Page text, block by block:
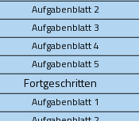
Aufgabenblatt 2
Aufgabenblatt 3
Aufgabenblatt 4
Aufgabenblatt 5
Fortgeschritten
Aufgabenblatt 1